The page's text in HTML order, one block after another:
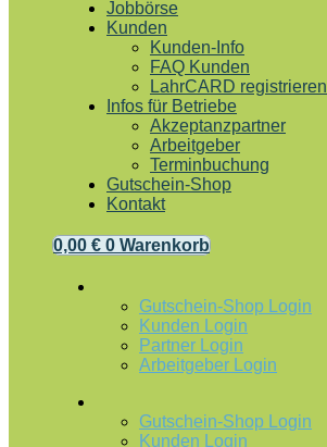
Jobbörse
Kunden
Kunden-Info
FAQ Kunden
LahrCARD registrieren
Infos für Betriebe
Akzeptanzpartner
Arbeitgeber
Terminbuchung
Gutschein-Shop
Kontakt
0,00 € 0 Warenkorb
Gutschein-Shop Login
Kunden Login
Partner Login
Arbeitgeber Login
Gutschein-Shop Login
Kunden Login